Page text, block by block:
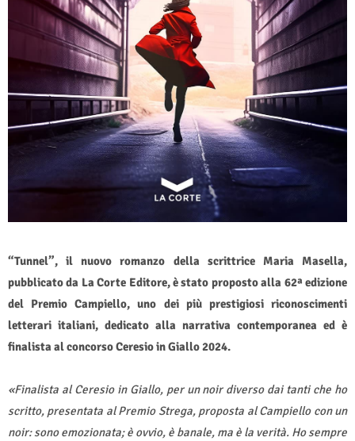
“Tunnel”, il nuovo romanzo della scrittrice Maria Masella,
pubblicato da La Corte Editore, è stato proposto alla 62ª edizione
del Premio Campiello, uno dei più prestigiosi riconoscimenti
letterari italiani, dedicato alla narrativa contemporanea ed è
finalista al concorso Ceresio in Giallo 2024.
«Finalista al Ceresio in Giallo, per un noir diverso dai tanti che ho
scritto, presentata al Premio Strega, proposta al Campiello con un
noir: sono emozionata; è ovvio, è banale, ma è la verità. Ho sempre